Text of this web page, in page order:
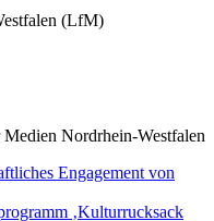
(LfM)
Nordrhein-Westfalen
Engagement von
‚Kulturrucksack